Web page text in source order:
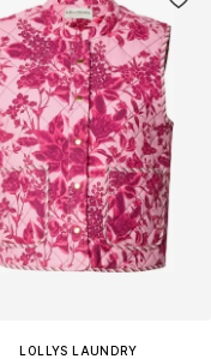
LOLLYS LAUNDRY